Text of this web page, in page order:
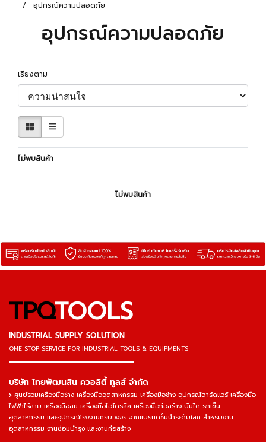
อุปกรณ์ความปลอดภัย
อุปกรณ์ความปลอดภัย
เรียงตาม
ไม่พบสินค้า
ไม่พบสินค้า
TPQTOOLS
INDUSTRIAL SUPPLY SOLUTION
ONE STOP SERVICE FOR INDUSTRIAL TOOLS & EQUIPMENTS
▬▬▬▬▬▬▬▬▬▬▬▬▬▬▬
บริษัท ไทยพัฒนสิน ควอลิตี้ ทูลส์ จำกัด
ศูนย์รวมเครื่องมือช่าง เครื่องมืออุตสาหกรรม เครื่องมือช่าง อุปกรณ์ฮาร์ดแวร์ เครื่องมือ
ไฟฟ้าไร้สาย เครื่องมือลม เครื่องมือไฮโดรลิค เครื่องมือก่อสร้าง บันได รถเข็น
อุตสาหกรรม และอุปกรณ์โรงงานครบวงจร จากแบรนด์ชั้นนำระดับโลก สำหรับงาน
อุตสาหกรรม งานซ่อมบำรุง และงานก่อสร้าง